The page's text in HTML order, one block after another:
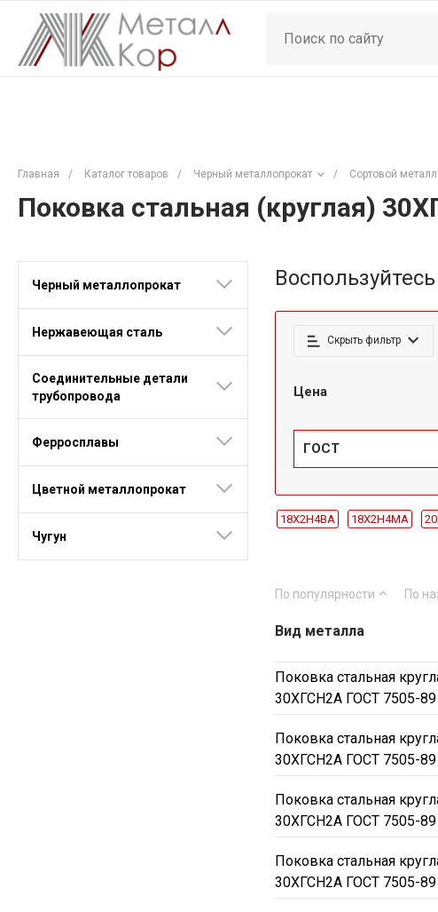
Главная / Каталог товаров / Черный металлопрокат / Сортовой
Поковка стальная (круглая)
Черный металлопрокат
Нержавеющая сталь
Соединительные детали
трубопровода
Ферросплавы
Цветной металлопрокат
Чугун
Скрыть фильтр
Цена
ГОСТ
18Х2Н4ВА 18Х2Н4МА
По популярности По
Вид металла
Поковка стальная
30ХГСН2А ГОСТ 7505-89
Поковка стальная
30ХГСН2А ГОСТ 7505-89
Поковка стальная
30ХГСН2А ГОСТ 7505-89
Поковка стальная
30ХГСН2А ГОСТ 7505-89